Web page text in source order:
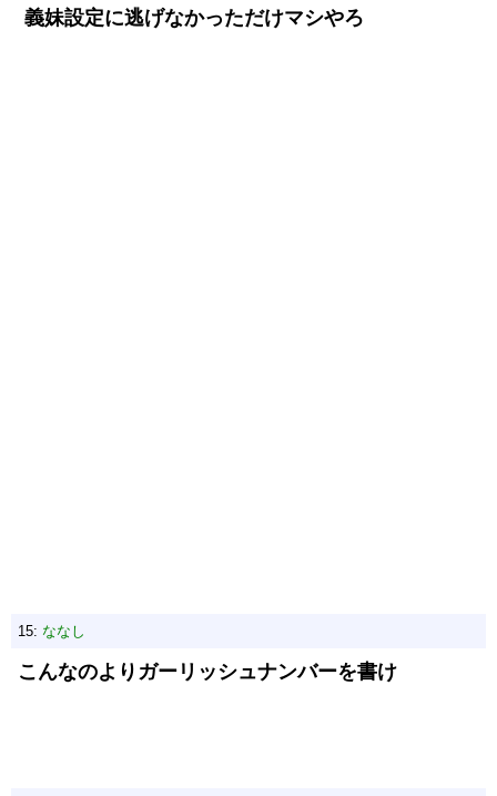
義妹設定に逃げなかっただけマシやろ
15: ななし
こんなのよりガーリッシュナンバーを書け